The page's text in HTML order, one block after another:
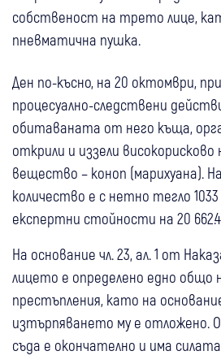
собственост на трето лице,
пневматична пушка.
Ден по-късно, на 20 октомври,
процесуално-следствени
обитаваната от него къща,
открили и иззели
вещество – коноп (марихуана).
количество е с нетно тегло
експертни стойности на 20
На основание чл. 23, ал. 1 от
лицето е определено едно общо
престъпления, като на основание
изтърпяването му е отложено.
съда е окончателно и има силата